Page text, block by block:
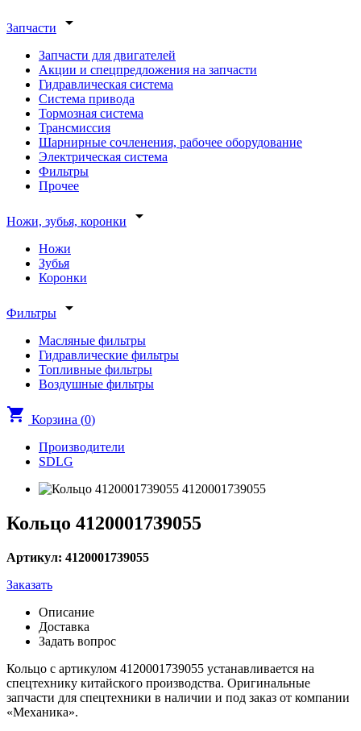
Запчасти arrow_drop_down
Запчасти для двигателей
Акции и спецпредложения на запчасти
Гидравлическая система
Система привода
Тормозная система
Трансмиссия
Шарнирные сочленения, рабочее оборудование
Электрическая система
Фильтры
Прочее
Ножи, зубья, коронки arrow_drop_down
Ножи
Зубья
Коронки
Фильтры arrow_drop_down
Масляные фильтры
Гидравлические фильтры
Топливные фильтры
Воздушные фильтры
shopping_cart Корзина (0)
Производители
SDLG
Кольцо 4120001739055
Артикул: 4120001739055
Заказать
Описание
Доставка
Задать вопрос
Кольцо с артикулом 4120001739055 устанавливается на
спецтехнику китайского производства. Оригинальные
запчасти для спецтехники в наличии и под заказ от компании
«Механика».